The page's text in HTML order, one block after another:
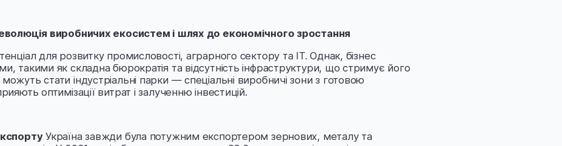
виробничих екосистем і шлях до економічного зростання
для розвитку промисловості, аграрного сектору та ІТ. Однак, бізнес
такими як складна бюрократія та відсутність інфраструктури, що стримує його
стати індустріальні парки — спеціальні виробничі зони з готовою
оптимізації витрат і залученню інвестицій.
Україна завжди була потужним експортером зернових, металу та